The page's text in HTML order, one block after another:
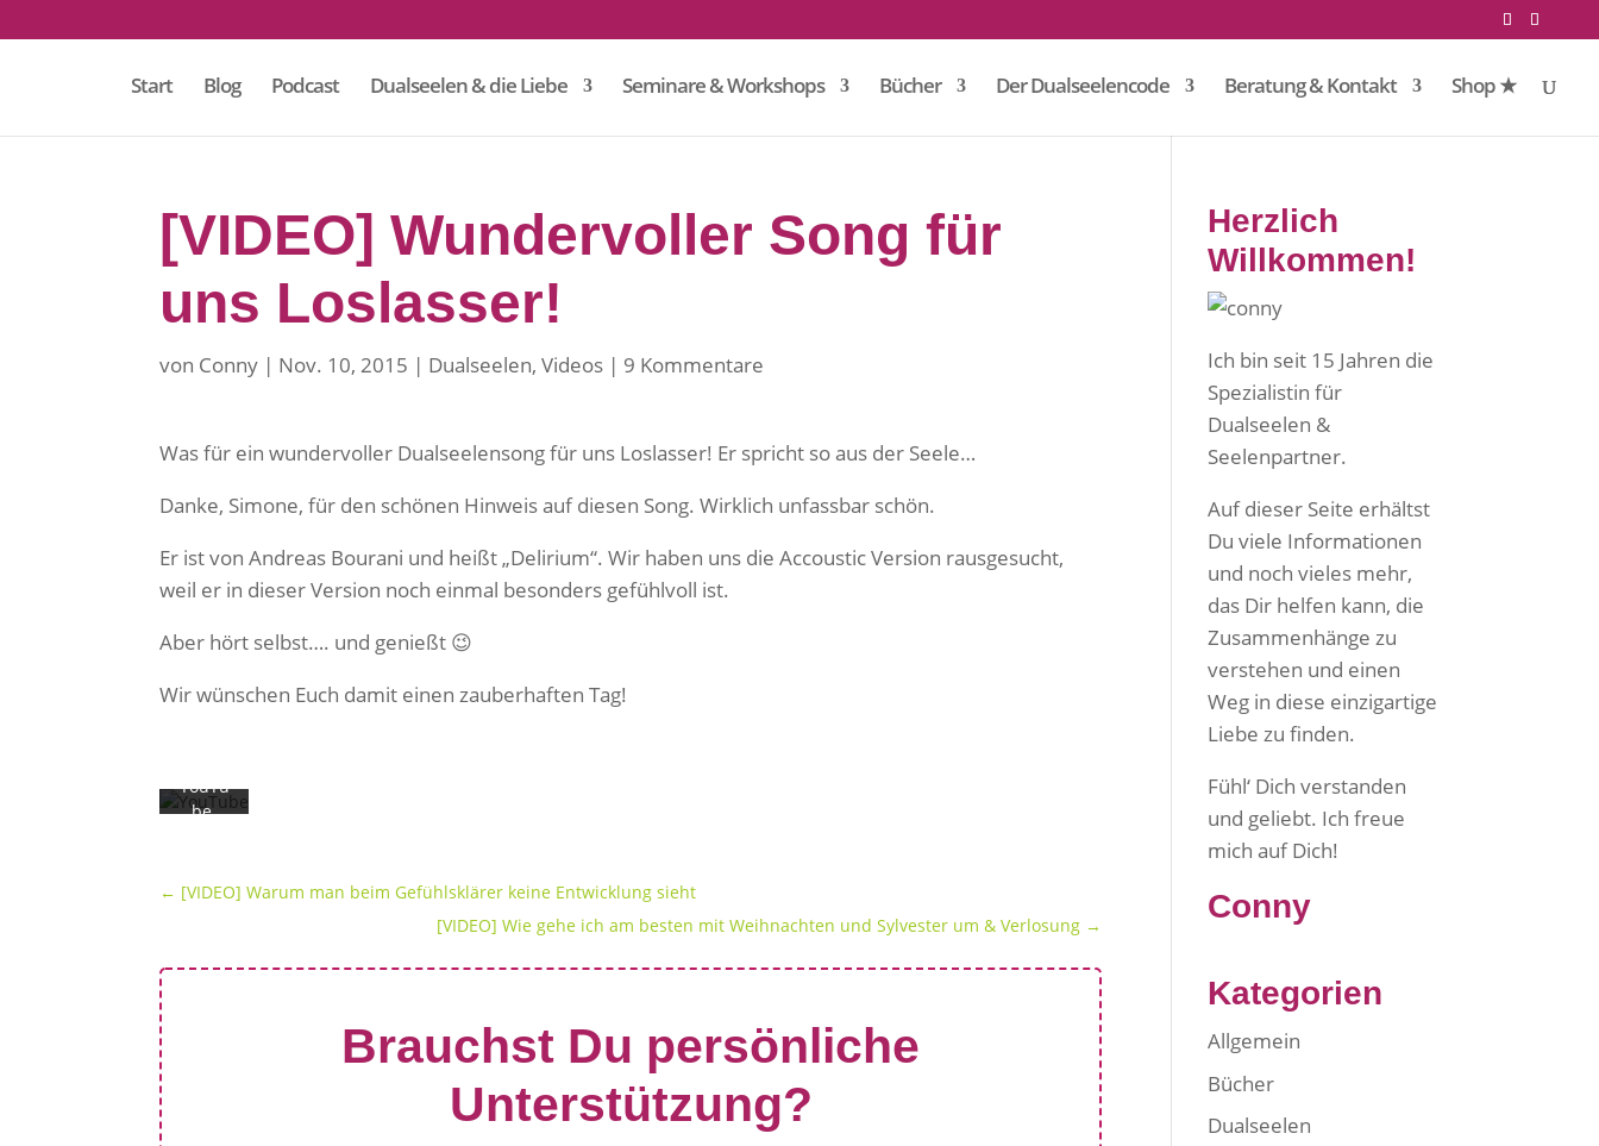
Start Blog Podcast Dualseelen & die Liebe Seminare & Workshops Bücher Der Dualseelencode Beratung & Kontakt Shop ★
[VIDEO] Wundervoller Song für
uns Loslasser!
von Conny Nov. 10, 2015 Dualseelen,Videos 9 Kommentare
Was für ein wundervoller Dualseelensong für uns Loslasser! Er spricht so aus der Seele…
Danke, Simone, für den schönen Hinweis auf diesen Song. Wirklich unfassbar schön.
Er ist von Andreas Bourani und heißt „Delirium“. Wir haben uns die Accoustic Version rausgesucht,
weil er in dieser Version noch einmal besonders gefühlvoll ist.
Aber hört selbst…. und genießt 😉
Wir wünschen Euch damit einen zauberhaften Tag!
dem
des
Videos
ieren
Datens
YouTu
be.
en
← [VIDEO] Warum man beim Gefühlsklärer keine Entwicklung sieht
[VIDEO] Wie gehe ich am besten mit Weihnachten und Sylvester um & Verlosung →
Brauchst Du persönliche
Unterstützung?
Herzlich
Willkommen!
Ich bin seit 15 Jahren die
Spezialistin für
Dualseelen &
Seelenpartner.
Auf dieser Seite erhältst
Du viele Informationen
und noch vieles mehr,
das Dir helfen kann, die
Zusammenhänge zu
verstehen und einen
Weg in diese einzigartige
Liebe zu finden.
Fühl‘ Dich verstanden
und geliebt. Ich freue
mich auf Dich!
Conny
Kategorien
Allgemein
Bücher
Dualseelen